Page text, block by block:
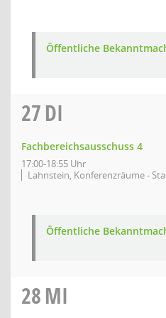
Öffentliche
27DI
Fachbereichsausschuss 4
17:00-18:55 Uhr
Lahnstein, Konferenzräume -
Öffentliche
28MI